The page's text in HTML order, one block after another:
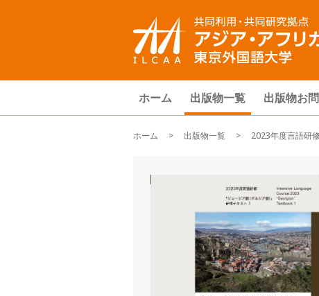
ホーム 出版物一覧 出版物お
ホーム > 出版物一覧 > 2023年度言語研修